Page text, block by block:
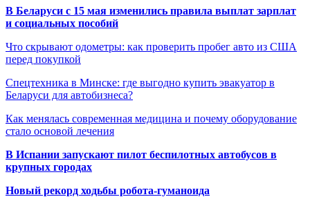
В Беларуси с 15 мая изменились правила выплат зарплат
и социальных пособий
Что скрывают одометры: как проверить пробег авто из США
перед покупкой
Спецтехника в Минске: где выгодно купить эвакуатор в
Беларуси для автобизнеса?
Как менялась современная медицина и почему оборудование
стало основой лечения
В Испании запускают пилот беспилотных автобусов в
крупных городах
Новый рекорд ходьбы робота-гуманоида